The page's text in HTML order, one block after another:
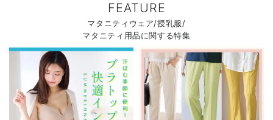
お気に入り商品を確認する
FEATURE
マタニティウェア/授乳服/
マタニティ用品に関する特集